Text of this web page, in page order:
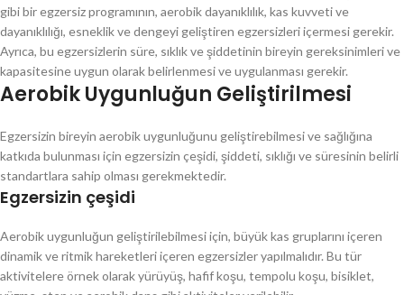
gibi bir egzersiz programının, aerobik dayanıklılık, kas kuvveti ve
dayanıklılığı, esneklik ve dengeyi geliştiren egzersizleri içermesi gerekir.
Ayrıca, bu egzersizlerin süre, sıklık ve şiddetinin bireyin gereksinimleri ve
kapasitesine uygun olarak belirlenmesi ve uygulanması gerekir.
Aerobik Uygunluğun Geliştirilmesi
Egzersizin bireyin aerobik uygunluğunu geliştirebilmesi ve sağlığına
katkıda bulunması için egzersizin çeşidi, şiddeti, sıklığı ve süresinin belirli
standartlara sahip olması gerekmektedir.
Egzersizin çeşidi
Aerobik uygunluğun geliştirilebilmesi için, büyük kas gruplarını içeren
dinamik ve ritmik hareketleri içeren egzersizler yapılmalıdır. Bu tür
aktivitelere örnek olarak yürüyüş, hafif koşu, tempolu koşu, bisiklet,